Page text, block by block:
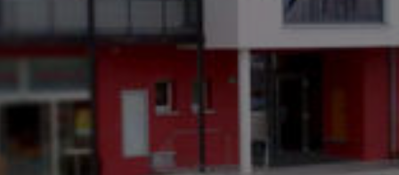
Wappen
Die über 1.200 jährige
Geschichte
Die Bürgermeister seit 1870